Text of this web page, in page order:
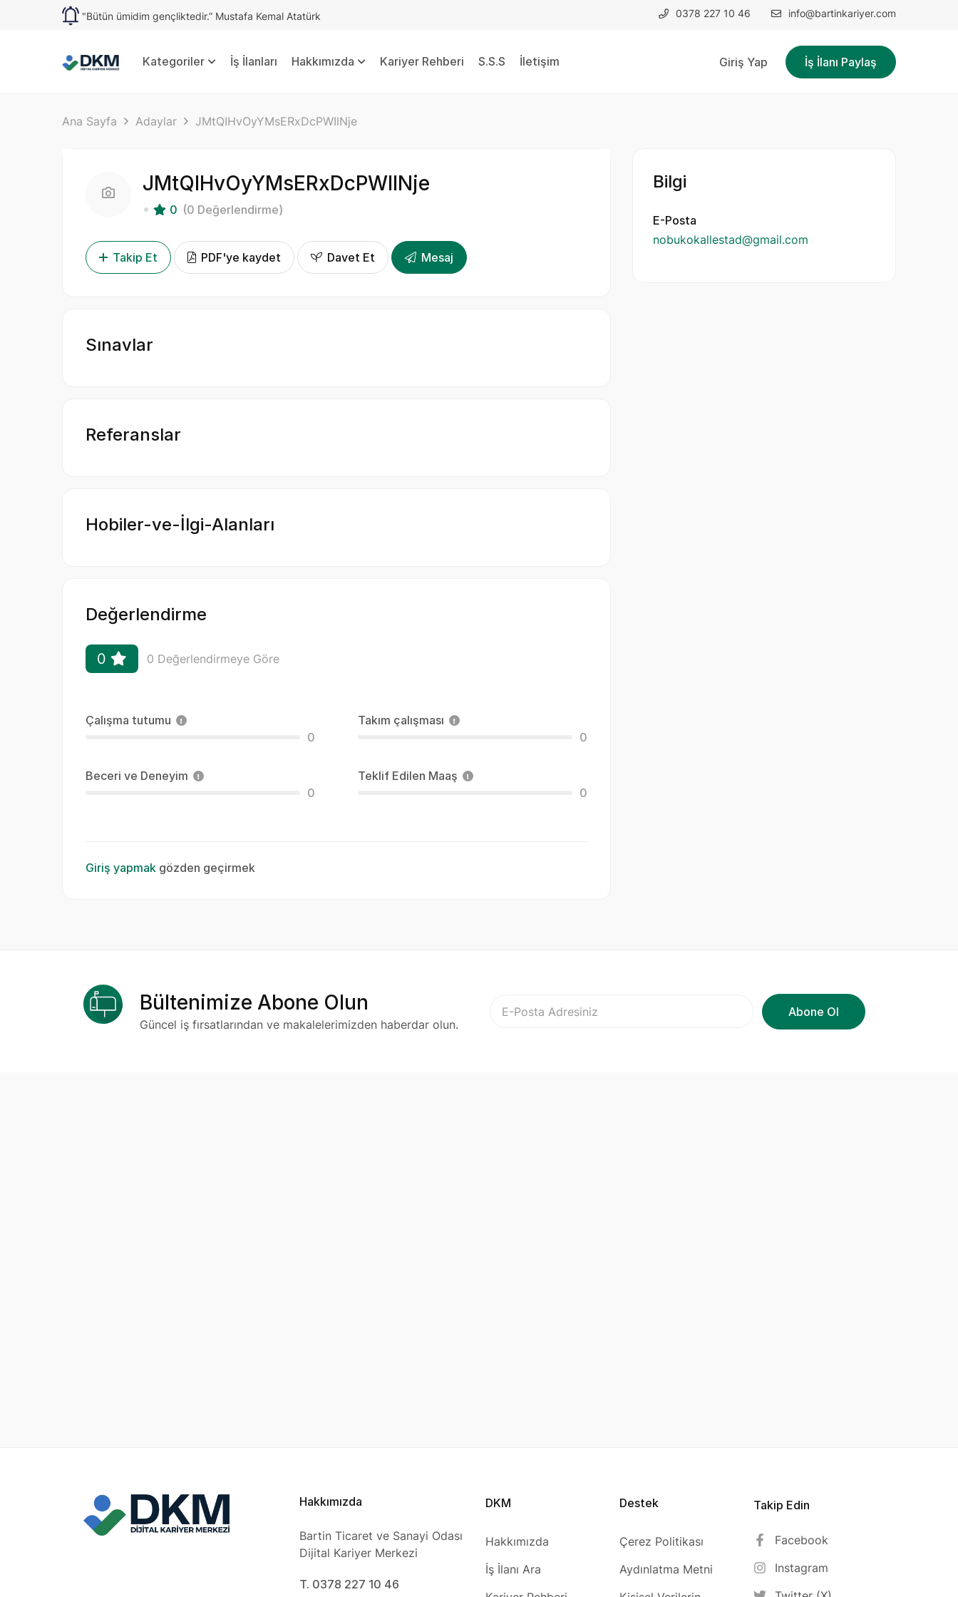
"Bütün ümidim gençliktedir.” Mustafa Kemal Atatürk 0378 227 10 46 info@bartinkariyer.com
Kategoriler İş İlanları Hakkımızda Kariyer Rehberi S.S.S İletişim Giriş Yap İş İlanı Paylaş
Ana Sayfa Adaylar JMtQIHvOyYMsERxDcPWIlNje
JMtQIHvOyYMsERxDcPWIlNje
0 (0 Değerlendirme)
Takip Et PDF'ye kaydet Davet Et Mesaj
Sınavlar
Referanslar
Hobiler-ve-İlgi-Alanları
Değerlendirme
0 0 Değerlendirmeye Göre
Çalışma tutumu
0
Takım çalışması
0
Beceri ve Deneyim
0
Teklif Edilen Maaş
0
Giriş yapmak gözden geçirmek
Bilgi
E-Posta
nobukokallestad@gmail.com
Bültenimize Abone Olun
Güncel iş fırsatlarından ve makalelerimizden haberdar olun.
Hakkımızda
Bartin Ticaret ve Sanayi Odası
Dijital Kariyer Merkezi
T. 0378 227 10 46
DKM
Hakkımızda
İş İlanı Ara
Destek
Çerez Politikası
Aydınlatma Metni
Takip Edin
Facebook
Instagram